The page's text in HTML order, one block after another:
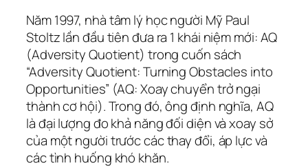
Năm 1997, nhà tâm lý học người Mỹ Paul
Stoltz lần đầu tiên đưa ra 1 khái niệm mới: AQ
(Adversity Quotient) trong cuốn sách
“Adversity Quotient: Turning Obstacles into
Opportunities” (AQ: Xoay chuyển trở ngại
thành cơ hội). Trong đó, ông định nghĩa, AQ
là đại lượng đo khả năng đối diện và xoay sở
của một người trước các thay đổi, áp lực và
các tình huống khó khăn.